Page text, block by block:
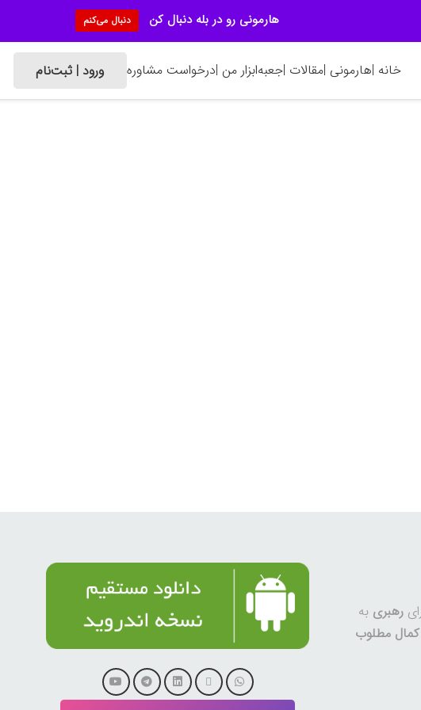
خانه |هارمونی |مقالات |جعبه‌ابزار من |درخواست مشاوره ورود | ثبت‌نام
رهبری به
کمال مطلوب
هارمونی رو در بله دنبال کن دنبال می‌کنم